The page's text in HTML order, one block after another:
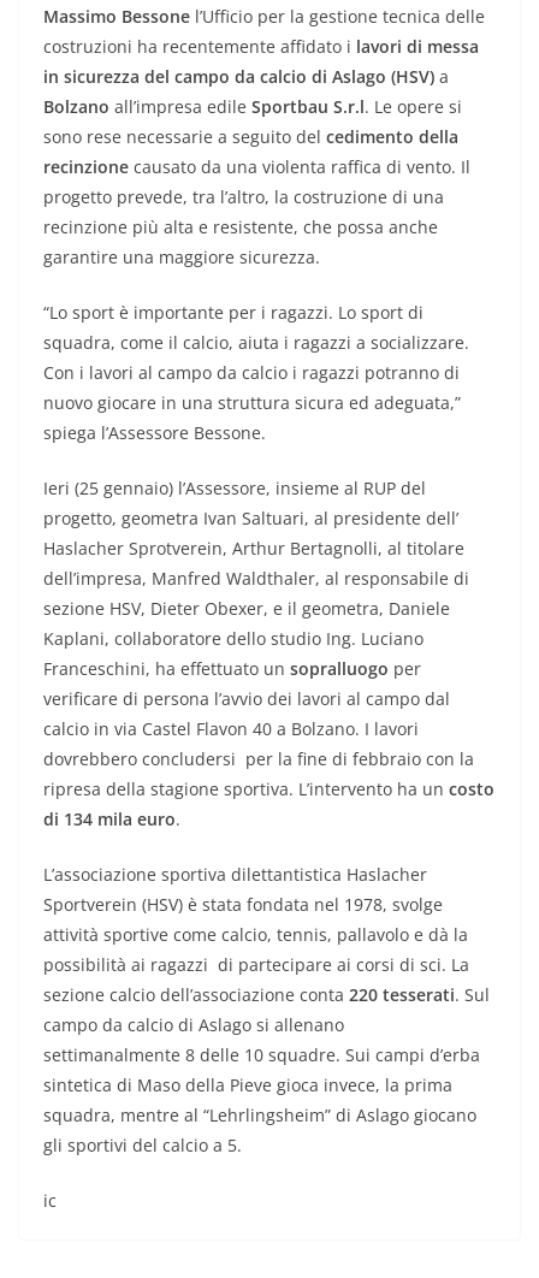
Massimo Bessone l’Ufficio per la gestione tecnica delle
costruzioni ha recentemente affidato i lavori di messa
in sicurezza del campo da calcio di Aslago (HSV) a
Bolzano all’impresa edile Sportbau S.r.l. Le opere si
sono rese necessarie a seguito del cedimento della
recinzione causato da una violenta raffica di vento. Il
progetto prevede, tra l’altro, la costruzione di una
recinzione più alta e resistente, che possa anche
garantire una maggiore sicurezza.
“Lo sport è importante per i ragazzi. Lo sport di
squadra, come il calcio, aiuta i ragazzi a socializzare.
Con i lavori al campo da calcio i ragazzi potranno di
nuovo giocare in una struttura sicura ed adeguata,”
spiega l’Assessore Bessone.
Ieri (25 gennaio) l’Assessore, insieme al RUP del
progetto, geometra Ivan Saltuari, al presidente dell’
Haslacher Sprotverein, Arthur Bertagnolli, al titolare
dell’impresa, Manfred Waldthaler, al responsabile di
sezione HSV, Dieter Obexer, e il geometra, Daniele
Kaplani, collaboratore dello studio Ing. Luciano
Franceschini, ha effettuato un sopralluogo per
verificare di persona l’avvio dei lavori al campo dal
calcio in via Castel Flavon 40 a Bolzano. I lavori
dovrebbero concludersi per la fine di febbraio con la
ripresa della stagione sportiva. L’intervento ha un costo
di 134 mila euro.
L’associazione sportiva dilettantistica Haslacher
Sportverein (HSV) è stata fondata nel 1978, svolge
attività sportive come calcio, tennis, pallavolo e dà la
possibilità ai ragazzi di partecipare ai corsi di sci. La
sezione calcio dell’associazione conta 220 tesserati. Sul
campo da calcio di Aslago si allenano
settimanalmente 8 delle 10 squadre. Sui campi d’erba
sintetica di Maso della Pieve gioca invece, la prima
squadra, mentre al “Lehrlingsheim” di Aslago giocano
gli sportivi del calcio a 5.
ic